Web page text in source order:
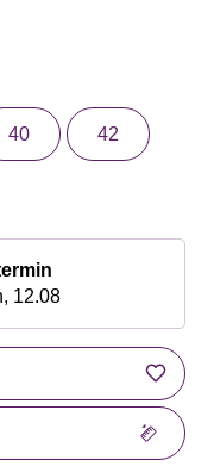
40 42
12.08